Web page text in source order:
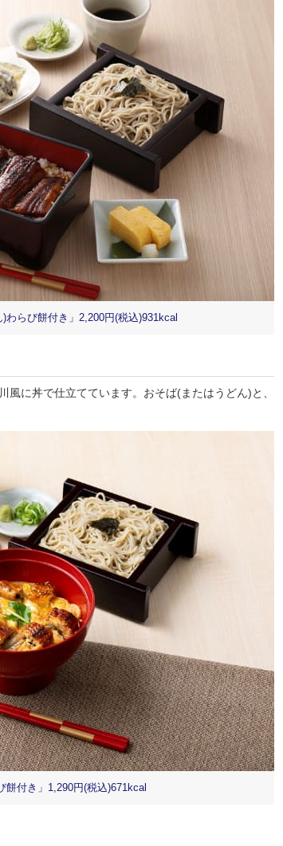
わらび餅付き」2,200円(税込)931kcal
に丼で仕立てています。おそば(またはうどん)と、
餅付き」1,290円(税込)671kcal